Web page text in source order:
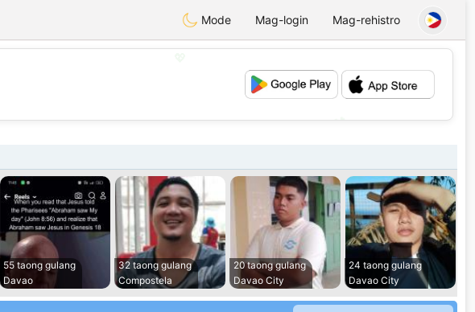
Mode Mag-login Mag-rehistro
55 taong gulang
Davao
32 taong gulang
Compostela
20 taong gulang
Davao City
24 taong gulang
Davao City